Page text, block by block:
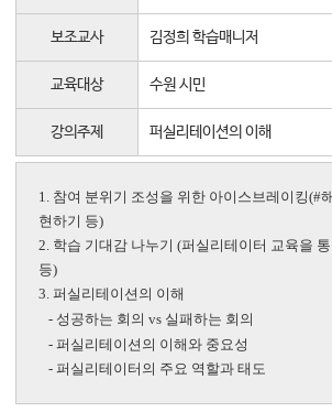
자주묻는질문
1:1온라인상담
자치동아리
보조교사 김정희 학습매니저
교육대상 수원 시민
강의주제 퍼실리테이션의 이해
1. 참여 분위기 조성을 위한 아이스브레이킹(#
현하기 등)
2. 학습 기대감 나누기 (퍼실리테이터 교육을
등)
3. 퍼실리테이션의 이해
- 성공하는 회의 vs 실패하는 회의
- 퍼실리테이션의 이해와 중요성
- 퍼실리테이터의 주요 역할과 태도